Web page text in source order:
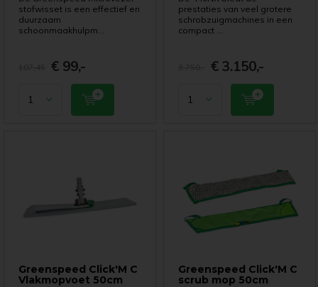
stofwisset is een effectief en
duurzaam
schoonmaakhulpm...
€ 99,-
prestaties van veel grotere
schrobzuigmachines in een
compact ...
€ 3.150,-
Greenspeed Click'M C
Vlakmopvoet 50cm
Greenspeed Click'M C
scrub mop 50cm